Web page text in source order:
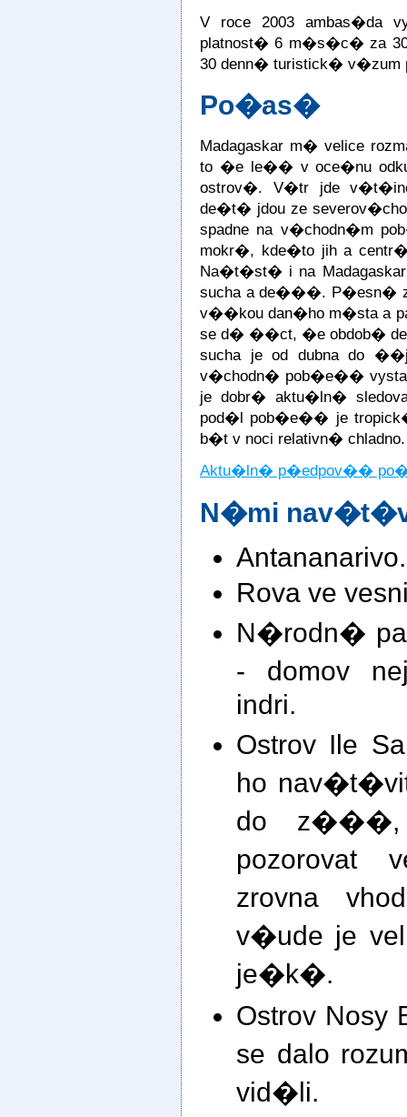
V roce 2003 ambas�da
platnost� 6 m�s�c� za
30 denn� turistick� v�zum
Po�as�
Madagaskar m� velice
to �e le�� v oce�nu
ostrov�. V�tr jde
de�t� jdou ze
spadne na v�chodn�m
mokr�, kde�to jih a
Na�t�st� i na
sucha a de���. P�esn�
v��kou dan�ho m�sta a
se d� ��ct, �e obdob�
sucha je od dubna do
v�chodn� pob�e��
je dobr� aktu�ln�
pod�l pob�e�� je
b�t v noci relativn� chladno.
Aktu�ln� p�edpov��
N�mi
Antananarivo.
Rova ve
N�rodn�
- domov
indri.
Ostrov Ile
ho
do z���,
pozorovat
zrovna
v�ude je
je�k�.
Ostrov
se dalo
vid�li.